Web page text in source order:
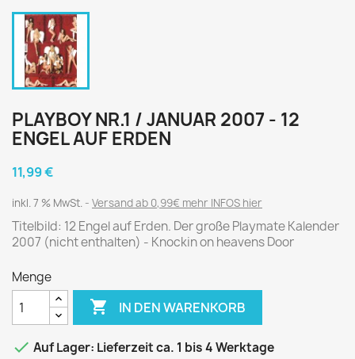
PLAYBOY NR.1 / JANUAR 2007 - 12
ENGEL AUF ERDEN
11,99 €
inkl. 7 % MwSt. Versand ab 0,99€ mehr INFOS hier
Titelbild: 12 Engel auf Erden. Der große Playmate Kalender
2007 (nicht enthalten) - Knockin on heavens Door
Menge
 IN DEN WARENKORB
 Auf Lager: Lieferzeit ca. 1 bis 4 Werktage